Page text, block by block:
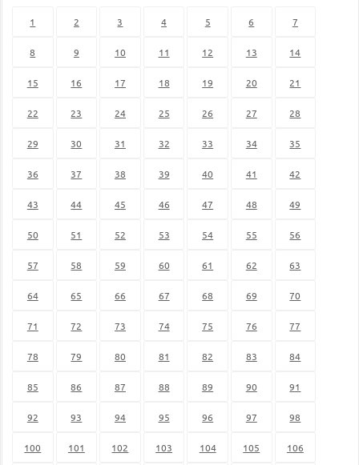
1 2 3 4 5 6 7
8 9 10 11 12 13 14
15 16 17 18 19 20 21
22 23 24 25 26 27 28
29 30 31 32 33 34 35
36 37 38 39 40 41 42
43 44 45 46 47 48 49
50 51 52 53 54 55 56
57 58 59 60 61 62 63
64 65 66 67 68 69 70
71 72 73 74 75 76 77
78 79 80 81 82 83 84
85 86 87 88 89 90 91
92 93 94 95 96 97 98
100 101 102 103 104 105 106